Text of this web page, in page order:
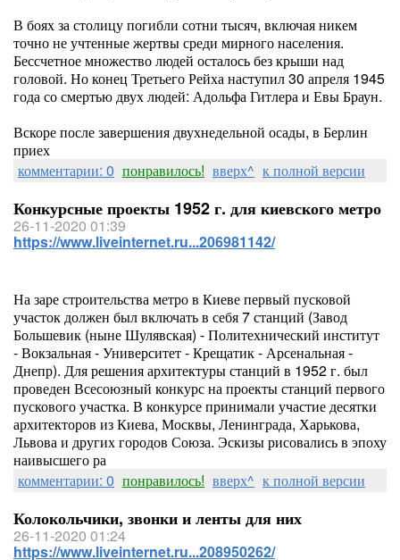
В боях за столицу погибли сотни тысяч, включая никем
точно не учтенные жертвы среди мирного населения.
Бессчетное множество людей осталось без крыши над
головой. Но конец Третьего Рейха наступил 30 апреля 1945
года со смертью двух людей: Адольфа Гитлера и Евы Браун.
Вскоре после завершения двухнедельной осады, в Берлин
приех
комментарии: 0 понравилось! вверх^ к полной версии
Конкурсные проекты 1952 г. для киевского метро
26-11-2020 01:39
https://www.liveinternet.ru...206981142/
На заре строительства метро в Киеве первый пусковой
участок должен был включать в себя 7 станций (Завод
Большевик (ныне Шулявская) - Политехнический институт
- Вокзальная - Университет - Крещатик - Арсенальная -
Днепр). Для решения архитектуры станций в 1952 г. был
проведен Всесоюзный конкурс на проекты станций первого
пускового участка. В конкурсе принимали участие десятки
архитекторов из Киева, Москвы, Ленинграда, Харькова,
Львова и других городов Союза. Эскизы рисовались в эпоху
наивысшего ра
комментарии: 0 понравилось! вверх^ к полной версии
Колокольчики, звонки и ленты для них
26-11-2020 01:24
https://www.liveinternet.ru...208950262/